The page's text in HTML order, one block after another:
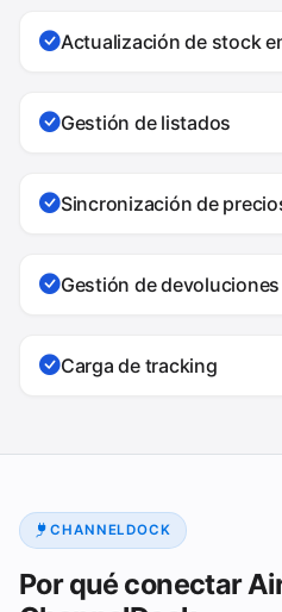
Actualización de stock
Gestión de listados
Sincronización de
Gestión de devoluciones
Carga de tracking
CHANNELDOCK
Por qué conectar